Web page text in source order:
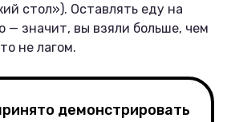
стол»). Оставлять еду на
— значит, вы взяли больше, чем
не лагом.
демонстрировать